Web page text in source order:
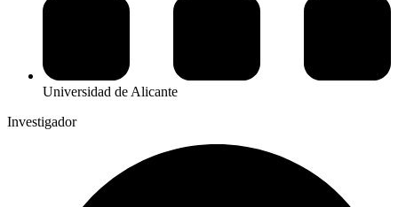
Universidad de Alicante
Investigador